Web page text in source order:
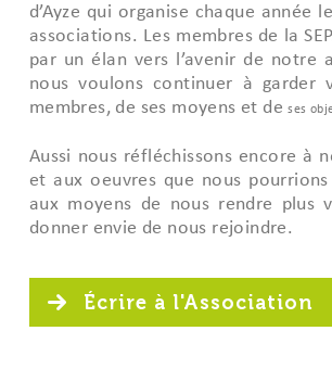
d’Ayze qui organise chaque année
associations. Les membres de la
par un élan vers l’avenir de notre
nous voulons continuer à garder
membres, de ses moyens et deses
Aussi nous réfléchissons encore à
et aux oeuvres que nous
aux moyens de nous rendre plus
donner envie de nous rejoindre.
Écrire à l'Association